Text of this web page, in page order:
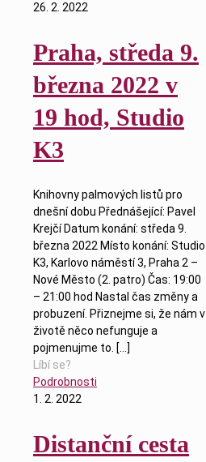
26. 2. 2022
Praha, středa 9.
března 2022 v
19 hod, Studio
K3
Knihovny palmových listů pro
dnešní dobu Přednášející: Pavel
Krejčí Datum konání: středa 9.
března 2022 Místo konání: Studio
K3, Karlovo náměstí 3, Praha 2 –
Nové Město (2. patro) Čas: 19:00
– 21:00 hod Nastal čas změny a
probuzení. Přiznejme si, že nám v
životě něco nefunguje a
pojmenujme to. […]
Líbí se?
Podrobnosti
1. 2. 2022
Distanční cesta